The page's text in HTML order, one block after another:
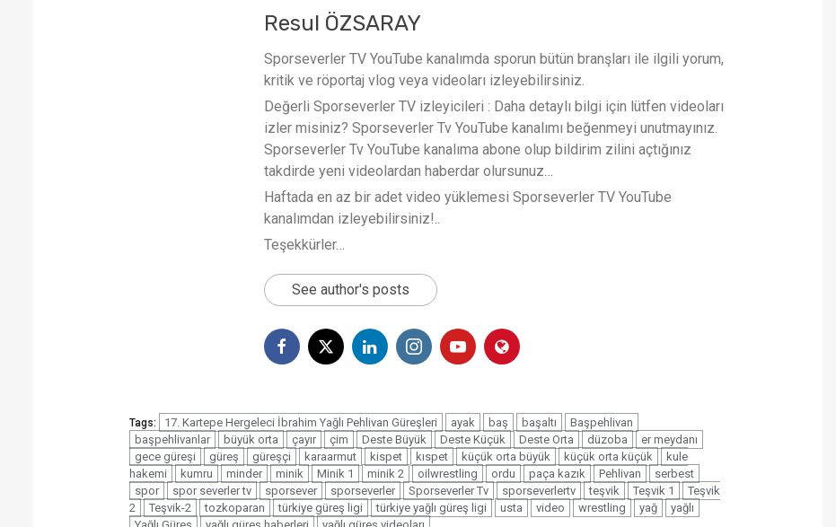
Resul ÖZSARAY
Sporseverler TV YouTube kanalımda sporun bütün branşları ile ilgili yorum,
kritik ve röportaj vlog veya videoları izleyebilirsiniz.
Değerli Sporseverler TV izleyicileri : Daha detaylı bilgi için lütfen videoları
izler misiniz? Sporseverler Tv YouTube kanalımı beğenmeyi unutmayınız.
Sporseverler Tv YouTube kanalıma abone olup bildirim zilini açtığınız
takdirde yeni videolardan haberdar olursunuz…
Haftada en az bir adet video yüklemesi Sporseverler TV YouTube
kanalımdan izleyebilirsiniz!..
Teşekkürler…
See author's posts
Tags: 17. Kartepe Hergeleci İbrahim Yağlı Pehlivan Güreşleri ayak baş başaltı
Başpehlivan
başpehlivanlar
büyük orta çayır çim Deste Büyük Deste Küçük Deste Orta düzoba
er meydanı
gece güreşi
güreş güreşçi karaarmut kispet kıspet küçük orta büyük küçük orta küçük
kule
hakemi
kumru minder minik Minik 1 minik 2 oilwrestling ordu paça kazık Pehlivan
serbest
spor
spor severler tv sporsever sporseverler Sporseverler Tv sporseverlertv teşvik Teşvik 1
Teşvik
2
Teşvik-2 tozkoparan türkiye güreş ligi türkiye yağlı güreş ligi usta video wrestling yağ
yağlı
Yağlı Güreş
yağlı güreş haberleri yağlı güreş videoları